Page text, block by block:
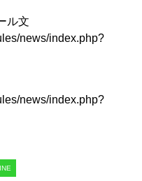
ル文
news/index.php?
news/index.php?